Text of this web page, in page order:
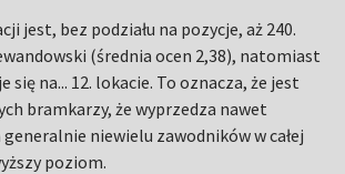
jest, bez podziału na pozycje, aż 240.
(średnia ocen 2,38), natomiast
się na... 12. lokacie. To oznacza, że jest
bramkarzy, że wyprzedza nawet
generalnie niewielu zawodników w całej
poziom.